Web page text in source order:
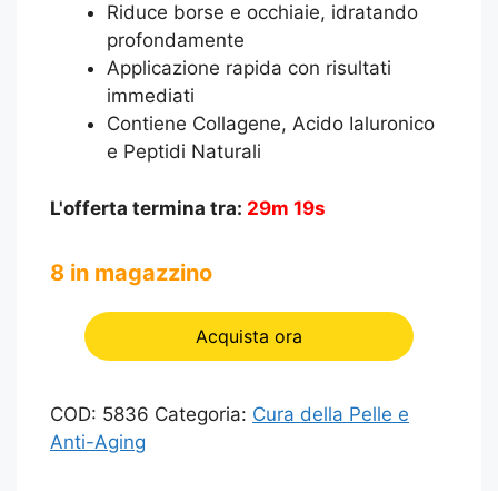
Riduce borse e occhiaie, idratando
profondamente
Applicazione rapida con risultati
immediati
Contiene Collagene, Acido Ialuronico
e Peptidi Naturali
L'offerta termina tra: 29m 18s
8 in magazzino
Acquista ora
COD: 5836 Categoria: Cura della Pelle e
Anti-Aging